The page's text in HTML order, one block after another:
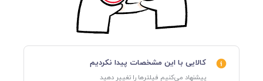
کالایی با این مشخصات پیدا نکردیم
پیشنهاد می‌کنیم فیلترها را تغییر دهید